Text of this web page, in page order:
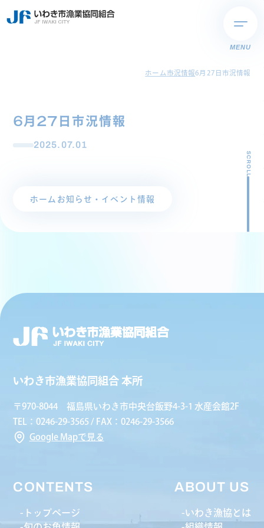
MENU
ホーム市況情報6月27日市況情報
6月27日市況情報
2025.07.01
ホーム お知らせ・イベント情報
SCROLL
いわき市漁業協同組合 本所
〒970-8044 福島県いわき市中央台飯野4-3-1 水産会館2F
TEL：0246-29-3565 / FAX：0246-29-3566
Google Mapで見る
CONTENTS
トップページ
ABOUT US
いわき漁協とは